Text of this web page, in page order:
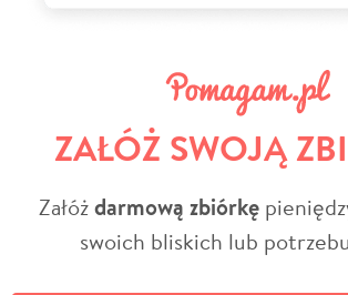
ZAŁÓŻ SWOJĄ
Załóżdarmową zbiórkę
swoich bliskich lub